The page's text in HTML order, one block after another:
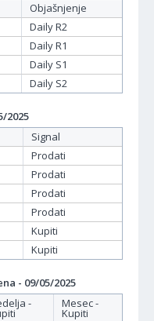
Objašnjenje
Daily R2
Daily R1
Daily S1
Daily S2
2025
Signal
Prodati
Prodati
Prodati
Prodati
Kupiti
Kupiti
- 09/05/2025
- Mesec -
Kupiti